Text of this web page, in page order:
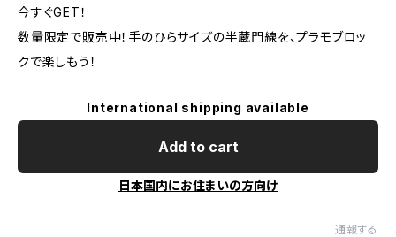
今すぐGET！
数量限定で販売中！手のひらサイズの半蔵門線を、プラモブロッ
クで楽しもう！
International shipping available
Add to cart
日本国内にお住まいの方向け
通報する